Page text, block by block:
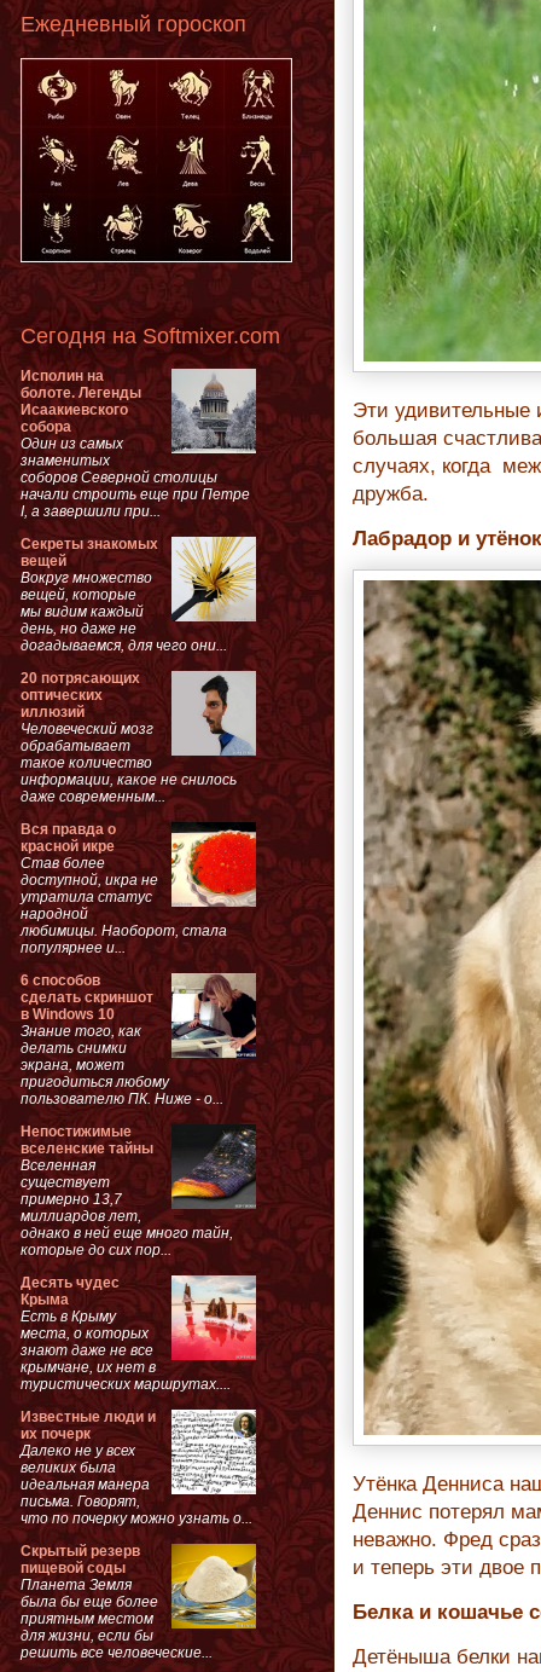
Эти удивительные
большая
случаях, когда
дружба.
Лабрадор и утёнок
Утёнка Денниса
Деннис потерял
неважно. Фред
и теперь эти двое
Белка и кошачье
Детёныша белки
Ежедневный гороскоп
Сегодня на Softmixer.com
Исполин на
болоте. Легенды
Исаакиевского
собора
Один из самых
знаменитых
соборов Северной столицы
начали строить еще при Петре
I, а завершили при...
Секреты знакомых
вещей
Вокруг множество
вещей, которые
мы видим каждый
день, но даже не
догадываемся, для чего они...
20 потрясающих
оптических
иллюзий
Человеческий мозг
обрабатывает
такое количество
информации, какое не снилось
даже современным...
Вся правда о
красной икре
Став более
доступной, икра не
утратила статус
народной
любимицы. Наоборот, стала
популярнее и...
6 способов
сделать скриншот
в Windows 10
Знание того, как
делать снимки
экрана, может
пригодиться любому
пользователю ПК. Ниже - о...
Непостижимые
вселенские тайны
Вселенная
существует
примерно 13,7
миллиардов лет,
однако в ней еще много тайн,
которые до сих пор...
Десять чудес
Крыма
Есть в Крыму
места, о которых
знают даже не все
крымчане, их нет в
туристических маршрутах....
Известные люди и
их почерк
Далеко не у всех
великих была
идеальная манера
письма. Говорят,
что по почерку можно узнать о...
Скрытый резерв
пищевой соды
Планета Земля
была бы еще более
приятным местом
для жизни, если бы
решить все человеческие...